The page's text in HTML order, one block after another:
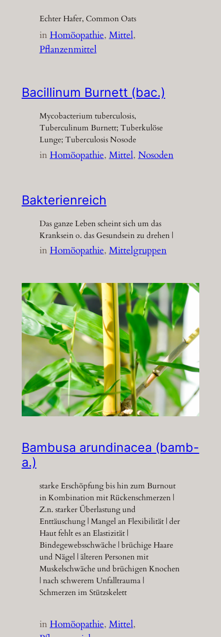
Echter Hafer, Common Oats
inHomöopathie, Mittel
Pflanzenmittel
Bacillinum Burnett (bac.)
Mycobacterium tuberculosis,
Tuberculinum Burnett; Tuberkulöse
Lunge; Tuberculosis Nosode
inHomöopathie, Mittel, Nosoden
Bakterienreich
Das ganze Leben scheint sich um das
Kranksein o. das Gesundsein zu drehen |
inHomöopathie, Mittelgruppen
Bambusa arundinacea (bamb-
a.)
starke Erschöpfung bis hin zum Burnout
in Kombination mit Rückenschmerzen |
Z.n. starker Überlastung und
Enttäuschung | Mangel an Flexibilität | der
Haut fehlt es an Elastizität |
Bindegewebsschwäche | brüchige Haare
und Nägel | älteren Personen mit
Muskelschwäche und brüchigen Knochen
| nach schwerem Unfalltrauma |
Schmerzen im Stützskelett
inHomöopathie, Mittel